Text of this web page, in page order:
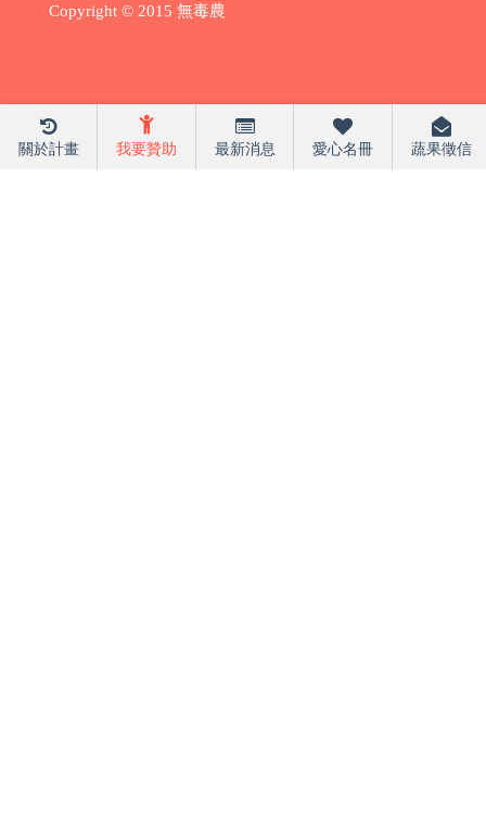
關於計畫 我要贊助 最新消息 愛心名冊 蔬果徵信
Copyright © 2015 無毒農